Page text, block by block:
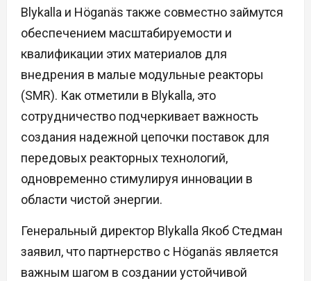
Blykalla и Höganäs также совместно займутся
обеспечением масштабируемости и
квалификации этих материалов для
внедрения в малые модульные реакторы
(SMR). Как отметили в Blykalla, это
сотрудничество подчеркивает важность
создания надежной цепочки поставок для
передовых реакторных технологий,
одновременно стимулируя инновации в
области чистой энергии.
Генеральный директор Blykalla Якоб Стедман
заявил, что партнерство с Höganäs является
важным шагом в создании устойчивой